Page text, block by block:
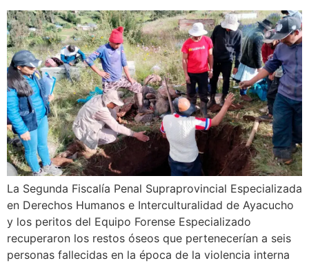
La Segunda Fiscalía Penal Supraprovincial Especializada
en Derechos Humanos e Interculturalidad de Ayacucho
y los peritos del Equipo Forense Especializado
recuperaron los restos óseos que pertenecerían a seis
personas fallecidas en la época de la violencia interna